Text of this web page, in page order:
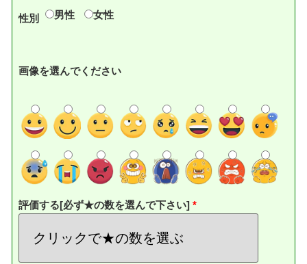
性別 男性 女性
画像を選んでください
評価する[必ず★の数を選んで下さい]